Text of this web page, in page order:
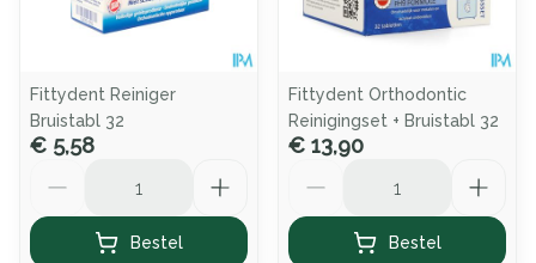
Fittydent Reiniger
Bruistabl 32
€ 5,58
Bestel
Fittydent Orthodontic
Reinigingset + Bruistabl 32
€ 13,90
Bestel